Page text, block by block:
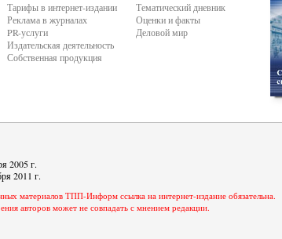
Тарифы в интернет-издании
Реклама в журналах
PR-услуги
Издательская деятельность
Собственная продукция
Тематический дневник
Оценки и факты
Деловой мир
2005 г.
2011 г.
материалов ТПП-Информ ссылка на интернет-издание обязательна.
авторов может не совпадать с мнением редакции.